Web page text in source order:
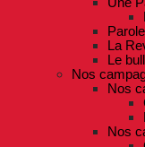
La
Le
Nos
Nos
Nos